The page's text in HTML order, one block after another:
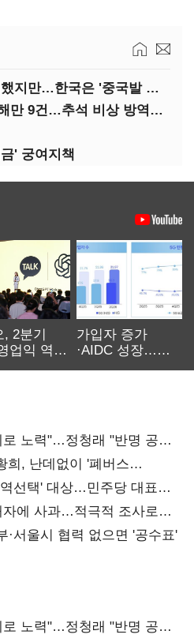
세계성장률 상향 조정했지만…한국은 '중국발 살얼음판'
아프리카돼지열병 올해만 9건…추석 비상 방역에 '총력'
' 궁여지책
, 2분기
업익 역대
가입자 증가
·AIDC 성장…
로 노력"…정청래 "반명 공세
, 난데없이 '폐버스
선택' 대상…민주당 대표로
자에 사과…적극적 조사로
서울시 협력 없으면 '공수표'
로 노력"…정청래 "반명 공세